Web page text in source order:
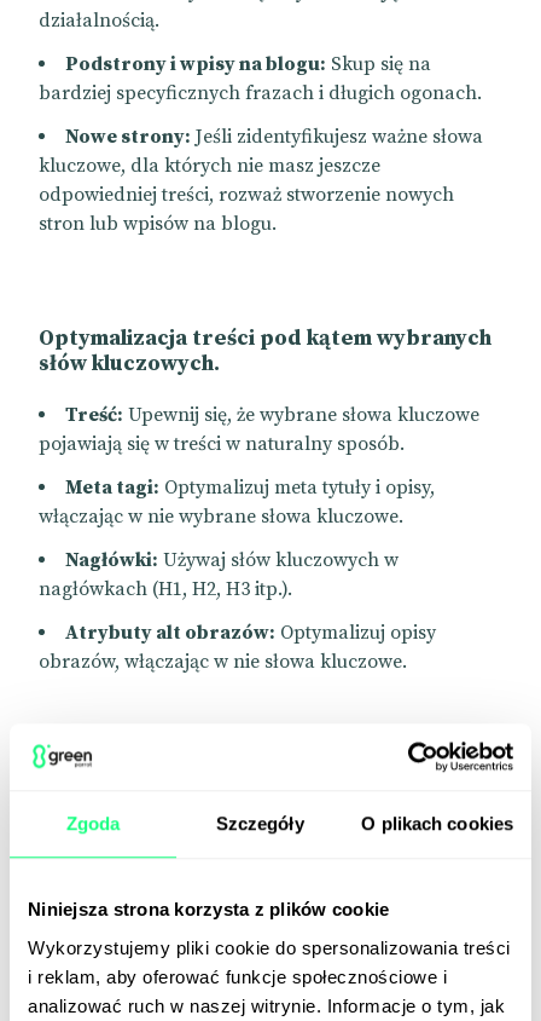
Zgoda Szczegóły O plikach cookies
Niniejsza strona korzysta z plików cookie
Wykorzystujemy pliki cookie do spersonalizowania treści
i reklam, aby oferować funkcje społecznościowe i
analizować ruch w naszej witrynie. Informacje o tym, jak
działalnością.
Podstrony i wpisy na blogu: Skup się na
bardziej specyficznych frazach i długich ogonach.
Nowe strony: Jeśli zidentyfikujesz ważne słowa
kluczowe, dla których nie masz jeszcze
odpowiedniej treści, rozważ stworzenie nowych
stron lub wpisów na blogu.
Optymalizacja treści pod kątem wybranych
słów kluczowych.
Treść: Upewnij się, że wybrane słowa kluczowe
pojawiają się w treści w naturalny sposób.
Meta tagi: Optymalizuj meta tytuły i opisy,
włączając w nie wybrane słowa kluczowe.
Nagłówki: Używaj słów kluczowych w
nagłówkach (H1, H2, H3 itp.).
Atrybuty alt obrazów: Optymalizuj opisy
obrazów, włączając w nie słowa kluczowe.
Monitorowanie i analiza wyników.
Narzędzia do monitorowania:
Używaj narzędzi
takich jak Google Analytics, Google Search Console
wyszukiwania.
Analiza:Regularnie sprawdzaj, które słowa
kluczowe przynoszą najwięcej ruchu, które
konwertują najlepiej i które wymagają dalszej